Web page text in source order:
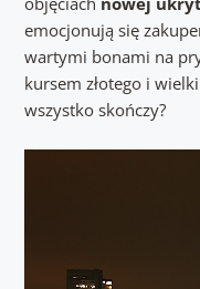
emocjonują się
wartymi bonami na
kursem złotego i
wszystko skończy?